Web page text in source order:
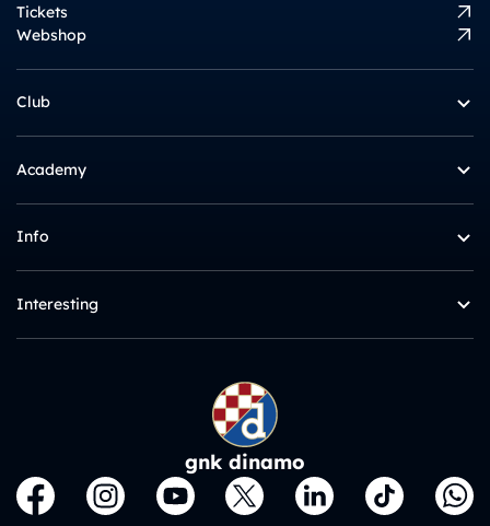
Tickets
Webshop
Club
Academy
Info
Interesting
gnk dinamo